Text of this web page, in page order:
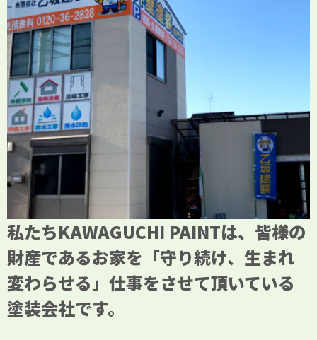
私たちKAWAGUCHI PAINTは、皆様の
財産であるお家を「守り続け、生まれ
変わらせる」仕事をさせて頂いている
塗装会社です。